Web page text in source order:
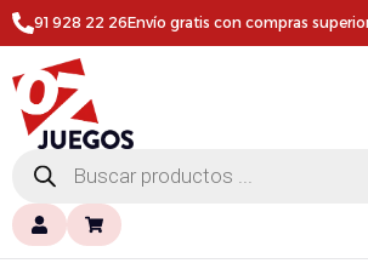
91 928 22 26Envío gratis con compras